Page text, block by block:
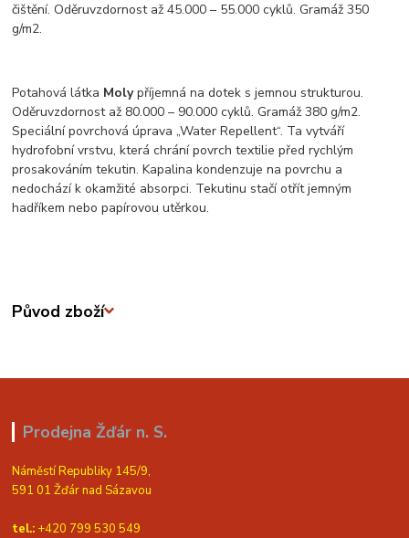
čištění. Oděruvzdornost až 45.000 – 55.000 cyklů. Gramáž 350
g/m2.
Potahová látka Molypříjemná na dotek s jemnou strukturou.
Oděruvzdornost až 80.000 – 90.000 cyklů. Gramáž 380 g/m2.
Speciální povrchová úprava „Water Repellent“. Ta vytváří
hydrofobní vrstvu, která chrání povrch textilie před rychlým
prosakováním tekutin. Kapalina kondenzuje na povrchu a
nedochází k okamžité absorpci. Tekutinu stačí otřít jemným
hadříkem nebo papírovou utěrkou.
Původ zboží
Prodejna Žďár n. S.
Náměstí Republiky 145/9,
591 01 Žďár nad Sázavou
tel.: +420 799 530 549